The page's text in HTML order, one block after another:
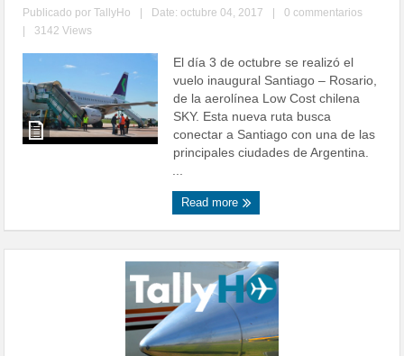
Publicado porTallyHo Date: octubre 04, 2017
0 commentarios
3142 Views
El día 3 de octubre se realizó el
vuelo inaugural Santiago – Rosario,
de la aerolínea Low Cost chilena
SKY. Esta nueva ruta busca
conectar a Santiago con una de las
principales ciudades de Argentina.
...
Read more